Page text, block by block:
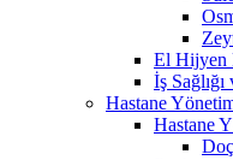
El Hijyen
İş
Hastane
Hastane